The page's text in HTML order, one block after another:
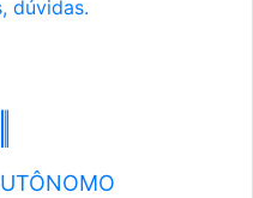
dúvidas.